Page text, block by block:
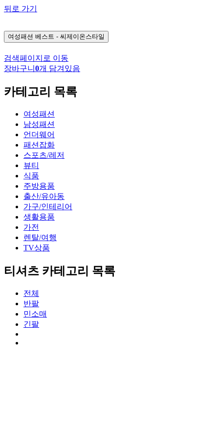
뒤로 가기
여성패션 베스트 - 씨제이온스타일
검색페이지로 이동
장바구니 0개 담겨있음
카테고리 목록
여성패션
남성패션
언더웨어
패션잡화
스포츠/레저
뷰티
식품
주방용품
출산/유아동
가구/인테리어
생활용품
가전
렌탈/여행
TV상품
티셔츠 카테고리 목록
전체
반팔
민소매
긴팔